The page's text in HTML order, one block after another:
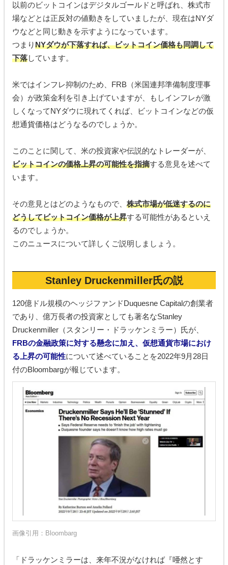
以前のビットコインはデジタルゴールドと呼ばれ、株式市
場などとは正反対の値動きをしていましたが、現在はNYダ
ウなどと同じ動きを示すようになっています。
つまりNYダウが下落すれば、ビットコイン価格も同調して
下落しています。
米ではインフレ抑制のため、FRB（米国連邦準備制度理事
会）が政策金利を引き上げていますが、もしインフレが激
しくなってNYダウに現れてくれば、ビットコインなどの仮
想通貨価格はどうなるのでしょうか。
このことに関して、米の投資家や伝説的なトレーダーが、
ビットコインの価格上昇の可能性を指摘する意見を述べて
います。
その意見とはどのようなもので、 株式市場が低迷するのに
どうしてビットコイン価格が上昇する可能性があるといえ
るのでしょうか。
このニュースについて詳しくご説明しましょう。
Stanley Druckenmiller氏の説
120億ドル規模のヘッジファンドDuquesne Capitalの創業者
であり、億万長者の投資家としても著名なStanley
Druckenmiller（スタンリー・ドラッケンミラー）氏が、
FRBの金融政策に対する懸念に加え、仮想通貨市場におけ
る上昇の可能性について述べていることを2022年9月28日
付のBloombargが報じています。
画像引用： Bloombarg
「ドラッケンミラーは、来年不況がなければ『唖然とす